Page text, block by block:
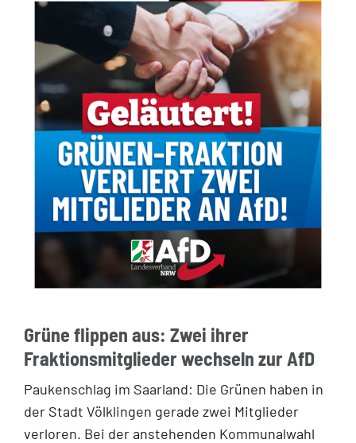
Grüne flippen aus: Zwei ihrer
Fraktionsmitglieder wechseln zur AfD
Paukenschlag im Saarland: Die Grünen haben in
der Stadt Völklingen gerade zwei Mitglieder
verloren. Bei der anstehenden Kommunalwahl